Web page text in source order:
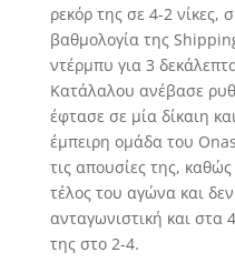
ρεκόρ της σε 4-2 νίκες,
βαθμολογία της
ντέρμπυ για 3
Κατάλαλου ανέβασε
έφτασε σε μία δίκαιη
έμπειρη ομάδα του
τις απουσίες της,
τέλος του αγώνα και
ανταγωνιστική και στα
της στο 2-4.